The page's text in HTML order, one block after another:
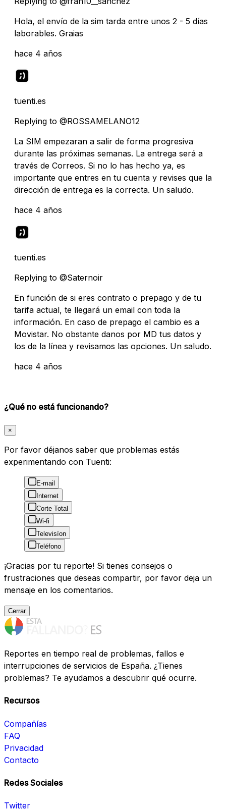
Hola, el envío de la sim tarda entre unos 2 - 5 días
laborables. Graias
hace 4 años
tuenti.es
Replying to @ROSSAMELANO12
La SIM empezaran a salir de forma progresiva
durante las próximas semanas. La entrega será a
través de Correos. Si no lo has hecho ya, es
importante que entres en tu cuenta y revises que la
dirección de entrega es la correcta. Un saludo.
hace 4 años
tuenti.es
Replying to @Saternoir
En función de si eres contrato o prepago y de tu
tarifa actual, te llegará un email con toda la
información. En caso de prepago el cambio es a
Movistar. No obstante danos por MD tus datos y
los de la línea y revisamos las opciones. Un saludo.
hace 4 años
¿Qué no está funcionando?
×
Por favor déjanos saber que problemas estás
experimentando con Tuenti:
E-mail
Internet
Corte Total
Wi-fi
Televisíon
Teléfono
¡Gracias por tu reporte! Si tienes consejos o
frustraciones que deseas compartir, por favor deja un
mensaje en los comentarios.
Cerrar
Reportes en tiempo real de problemas, fallos e
interrupciones de servicios de España. ¿Tienes
problemas? Te ayudamos a descubrir qué ocurre.
Recursos
Compañías
FAQ
Privacidad
Contacto
Redes Sociales
Twitter